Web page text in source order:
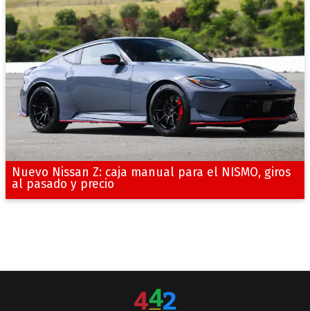
Nuevo Nissan Z: caja manual para el NISMO, giros
al pasado y precio